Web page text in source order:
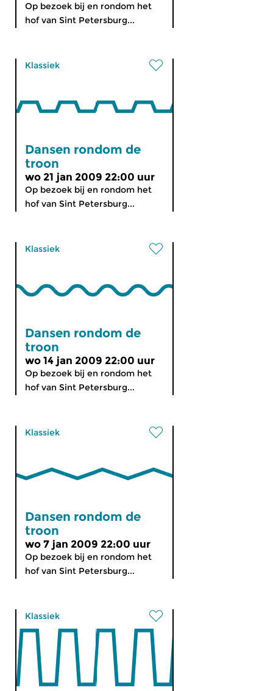
Op bezoek bij en rondom het
hof van Sint Petersburg...
Klassiek
Dansen rondom de
troon
wo 21 jan 2009 22:00 uur
Op bezoek bij en rondom het
hof van Sint Petersburg...
Klassiek
Dansen rondom de
troon
wo 14 jan 2009 22:00 uur
Op bezoek bij en rondom het
hof van Sint Petersburg...
Klassiek
Dansen rondom de
troon
wo 7 jan 2009 22:00 uur
Op bezoek bij en rondom het
hof van Sint Petersburg...
Klassiek